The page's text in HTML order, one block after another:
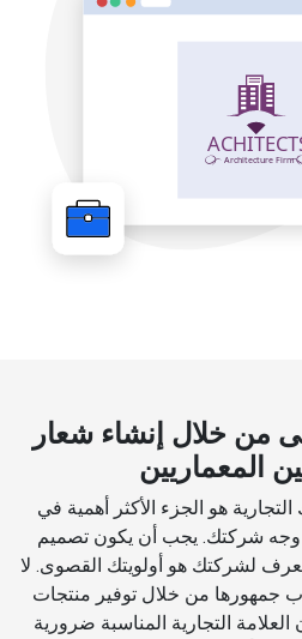
من خلال إنشاء شعار
المعماريين
هو الجزء الأكثر أهمية في
وجه شركتك. يجب أن يكون تصميم
لشركتك هو أولويتك القصوى. لا
جمهورها من خلال توفير منتجات
التجارية المناسبة ضرورية